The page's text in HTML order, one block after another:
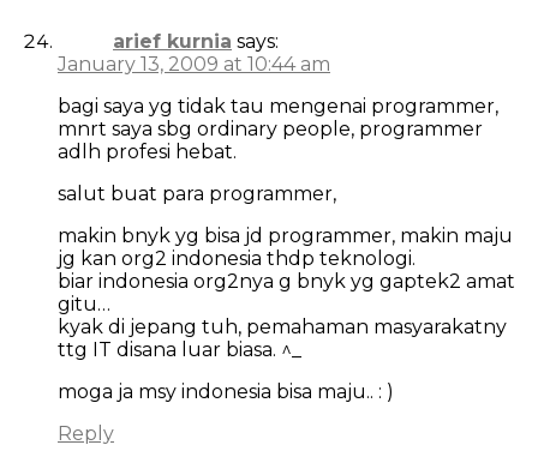
arief kurnia says:
January 13, 2009 at 10:44 am
bagi saya yg tidak tau mengenai programmer,
mnrt saya sbg ordinary people, programmer
adlh profesi hebat.
salut buat para programmer,
makin bnyk yg bisa jd programmer, makin maju
jg kan org2 indonesia thdp teknologi.
biar indonesia org2nya g bnyk yg gaptek2 amat
gitu…
kyak di jepang tuh, pemahaman masyarakatny
ttg IT disana luar biasa. ^_
moga ja msy indonesia bisa maju.. : )
Reply